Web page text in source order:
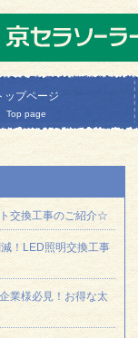
ップページ
Top page
交換工事のご紹介☆
！LED照明交換工事
業様必見！お得な太